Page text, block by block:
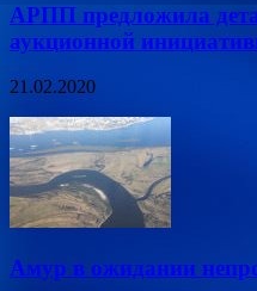
АРПП предложила
аукционной
21.02.2020
Амур в ожидании